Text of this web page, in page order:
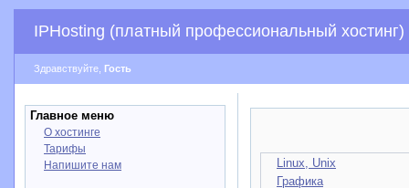
IPHosting (платный профессиональный хостинг)
Здравствуйте, Гость
Главное меню
О хостинге
Тарифы
Напишите нам
Linux, Unix
Графика